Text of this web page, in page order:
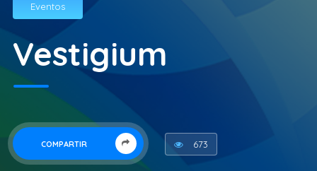
Eventos
Vestigium
COMPARTIR 673